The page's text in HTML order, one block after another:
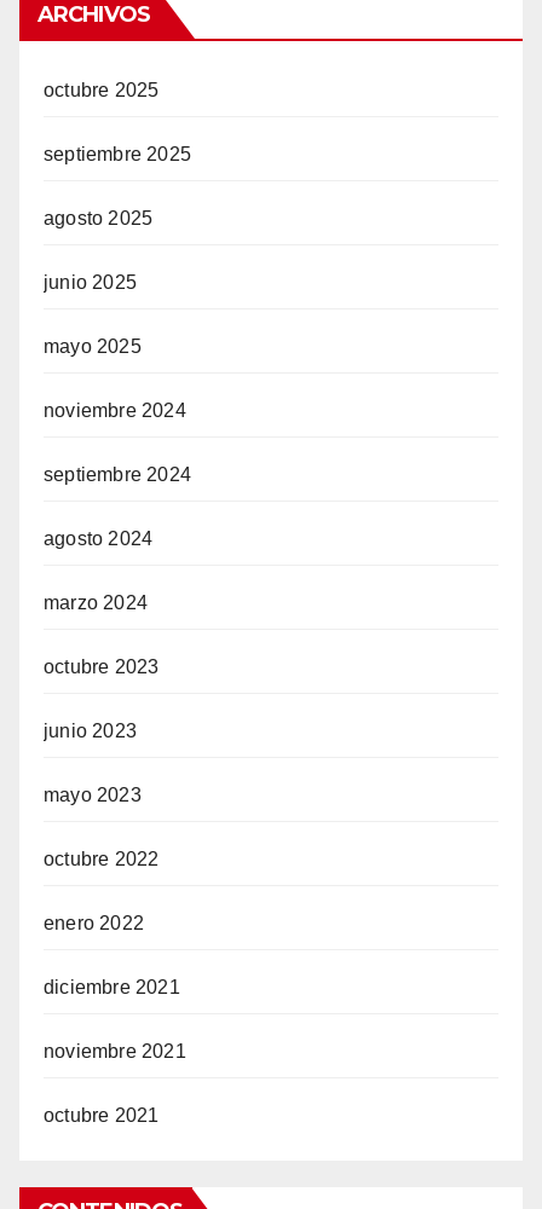
ARCHIVOS
octubre 2025
septiembre 2025
agosto 2025
junio 2025
mayo 2025
noviembre 2024
septiembre 2024
agosto 2024
marzo 2024
octubre 2023
junio 2023
mayo 2023
octubre 2022
enero 2022
diciembre 2021
noviembre 2021
octubre 2021